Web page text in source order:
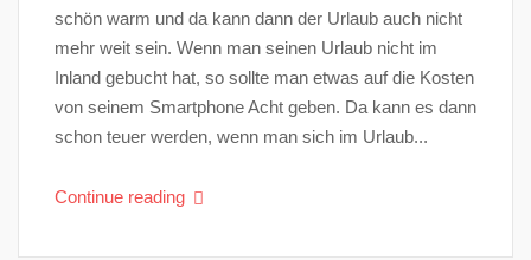
schön warm und da kann dann der Urlaub auch nicht
mehr weit sein. Wenn man seinen Urlaub nicht im
Inland gebucht hat, so sollte man etwas auf die Kosten
von seinem Smartphone Acht geben. Da kann es dann
schon teuer werden, wenn man sich im Urlaub...
Continue reading